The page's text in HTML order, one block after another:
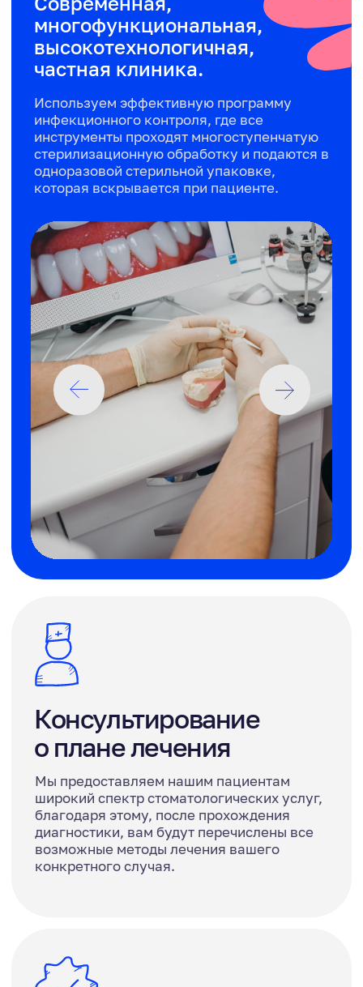
Приходил сюда на полную чистку зубов,
обращался к Игорю. Это очень хороший
доктор. Во время процедуры общается
нормально. Врач аккуратный,
профессиональный. Кабинет и
инструменты были в чистом состоянии.
Данную стоматологию выбрал потому что
Читать полный отзыв
Борисова Ю.
Игоревичу. Была на днях на приёме -
сделал все в лучшем виде!
Безболезненно и быстро, за что
отдельное спасибо)Очень вежливый
персонал.
Читать полный отзыв
Олег В.
Хочу выразить огромную благодарность
коллективу стоматологии АртКурацио. Я
обратился сюда по рекомендации и ни
разу не пожалел. В клинике царит очень
Читать полный отзыв
Людмила Р.
Наилучшие впечатления от посещения
доктора Константина Евгеньевича!
Остались вопросы?
Ответим
на все вопросы
Свяжемся с вами в течение дня
и обсудим детали
Нажимая на кнопку “Получить
консультацию”, Вы даете
согласие ООО «Арт Курацио